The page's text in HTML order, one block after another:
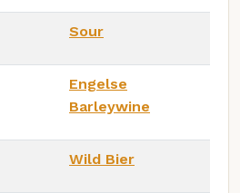
Sour
Engelse
Barleywine
Wild Bier